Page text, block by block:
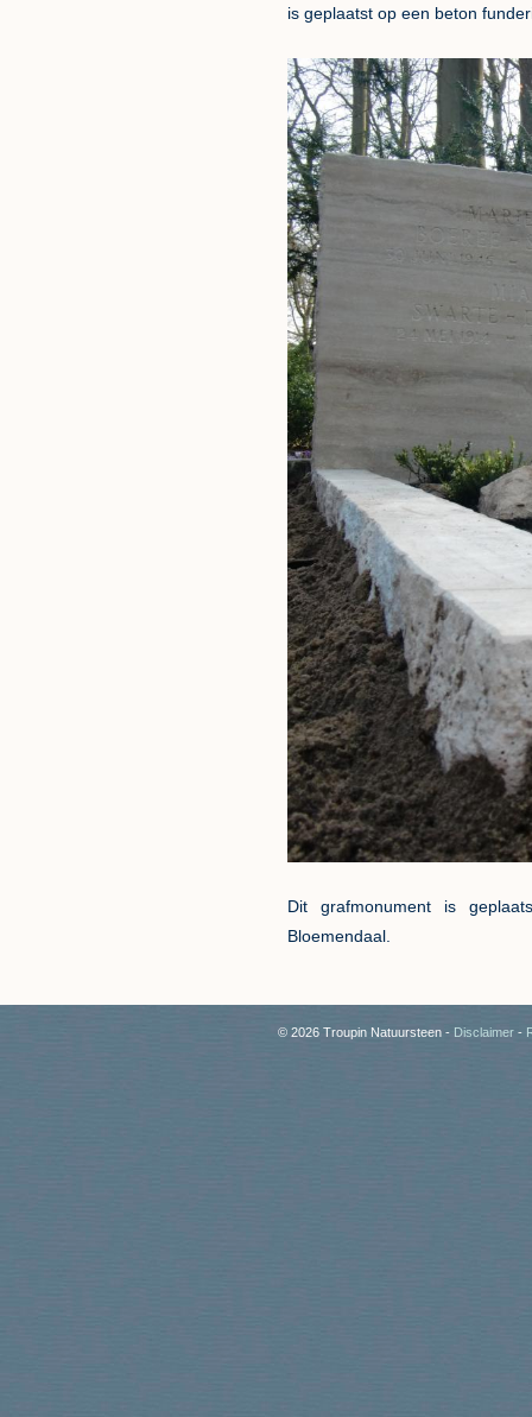
is geplaatst op een beton
Dit grafmonument is
Bloemendaal.
© 2026 Troupin Natuursteen - Disclaimer -